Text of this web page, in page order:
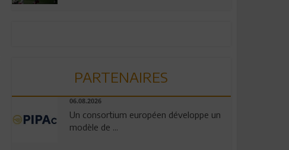
PARTENAIRES
06.08.2026
Un consortium européen développe un
modèle de ...